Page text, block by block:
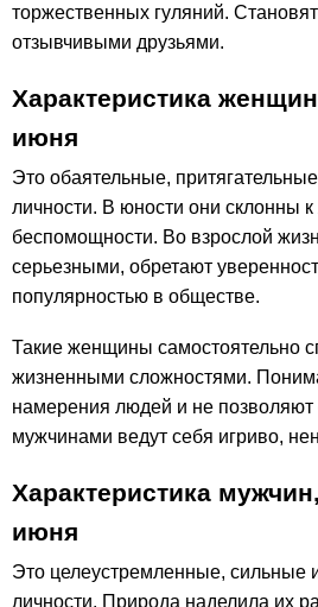
торжественных гуляний.
отзывчивыми друзьями.
Характеристика
июня
Это обаятельные,
личности. В юности они склонны
беспомощности. Во взрослой
серьезными, обретают
популярностью в обществе.
Такие женщины самостоятельно
жизненными сложностями.
намерения людей и не позволяют
мужчинами ведут себя игриво,
Характеристика
июня
Это целеустремленные, сильные
личности. Природа наделила их